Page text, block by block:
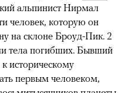
альпинист Нирмал
человек, которую он
на склоне Броуд-Пик. 2
тела погибших. Бывший
историческому
первым человеком,